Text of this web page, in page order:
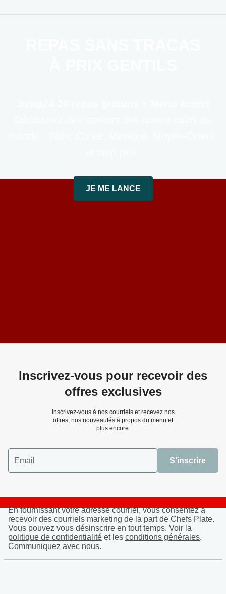
JE ME LANCE
Inscrivez-vous pour recevoir des
offres exclusives
Inscrivez-vous à nos courriels et recevez nos
offres, nos nouveautés à propos du menu et
plus encore.
Email S’inscrire
En fournissant votre adresse courriel, vous consentez à
recevoir des courriels marketing de la part de Chefs Plate.
Vous pouvez vous désinscrire en tout temps. Voir la
politique de confidentialité et les conditions générales.
Communiquez avec nous.